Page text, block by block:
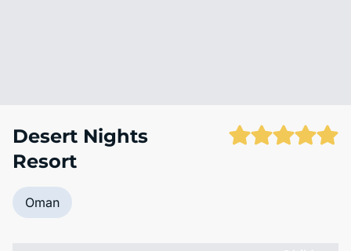
Desert Nights
Resort
Oman